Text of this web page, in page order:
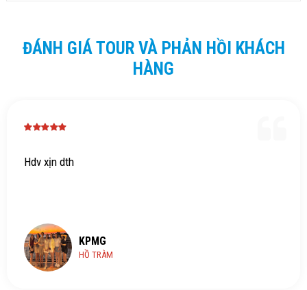
ĐÁNH GIÁ TOUR VÀ PHẢN HỒI KHÁCH
HÀNG
Hdv xịn dth
KPMG
HỒ TRÀM